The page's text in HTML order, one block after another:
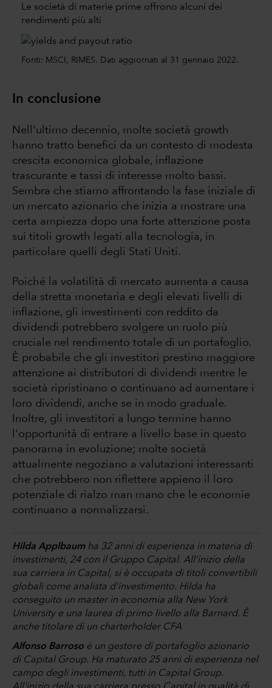
Le società di materie prime offrono alcuni dei
rendimenti più alti
Fonti: MSCI, RIMES. Dati aggiornati al 31 gennaio 2022.
In conclusione
Nell'ultimo decennio, molte società growth
hanno tratto benefici da un contesto di modesta
crescita economica globale, inflazione
trascurante e tassi di interesse molto bassi.
Sembra che stiamo affrontando la fase iniziale di
un mercato azionario che inizia a mostrare una
certa ampiezza dopo una forte attenzione posta
sui titoli growth legati alla tecnologia, in
particolare quelli degli Stati Uniti.
Poiché la volatilità di mercato aumenta a causa
della stretta monetaria e degli elevati livelli di
inflazione, gli investimenti con reddito da
dividendi potrebbero svolgere un ruolo più
cruciale nel rendimento totale di un portafoglio.
È probabile che gli investitori prestino maggiore
attenzione ai distributori di dividendi mentre le
società ripristinano o continuano ad aumentare i
loro dividendi, anche se in modo graduale.
Inoltre, gli investitori a lungo termine hanno
l'opportunità di entrare a livello base in questo
panorama in evoluzione; molte società
attualmente negoziano a valutazioni interessanti
che potrebbero non riflettere appieno il loro
potenziale di rialzo man mano che le economie
continuano a normalizzarsi.
Hilda Applbaumha 32 anni di esperienza in materia di
investimenti, 24 con il Gruppo Capital. All'inizio della
sua carriera in Capital, si è occupata di titoli convertibili
globali come analista d'investimento. Hilda ha
conseguito un master in economia alla New York
University e una laurea di primo livello alla Barnard. È
anche titolare di un charterholder CFA
Alfonso Barroso è un gestore di portafoglio azionario
di Capital Group. Ha maturato 25 anni di esperienza nel
campo degli investimenti, tutti in Capital Group.